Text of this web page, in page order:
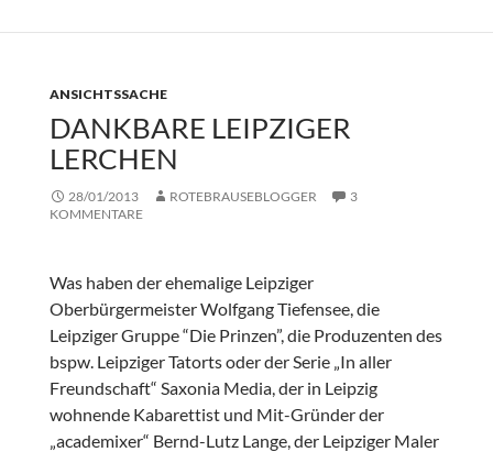
ANSICHTSSACHE
DANKBARE LEIPZIGER
LERCHEN
28/01/2013 ROTEBRAUSEBLOGGER
3
KOMMENTARE
Was haben der ehemalige Leipziger
Oberbürgermeister Wolfgang Tiefensee, die
Leipziger Gruppe “Die Prinzen”, die Produzenten des
bspw. Leipziger Tatorts oder der Serie „In aller
Freundschaft“ Saxonia Media, der in Leipzig
wohnende Kabarettist und Mit-Gründer der
„academixer“ Bernd-Lutz Lange, der Leipziger Maler